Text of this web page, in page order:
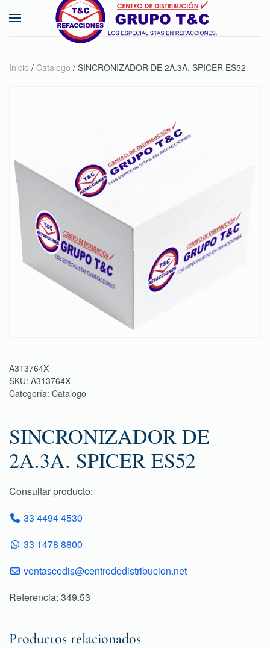
Skip to main content
Inicio / Catalogo / SINCRONIZADOR DE 2A.3A. SPICER ES52
A313764X
SKU: A313764X
Categoría: Catalogo
SINCRONIZADOR DE
2A.3A. SPICER ES52
Consultar producto:
33 4494 4530
33 1478 8800
ventascedis@centrodedistribucion.net
Referencia: 349.53
Productos relacionados